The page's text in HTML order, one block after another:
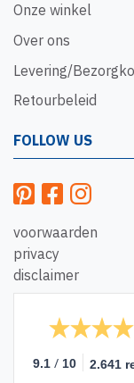
Onze winkel
Over ons
Levering/
Retourbeleid
FOLLOW US
voorwaarden
privacy
disclaimer
9.1 / 10 2.641